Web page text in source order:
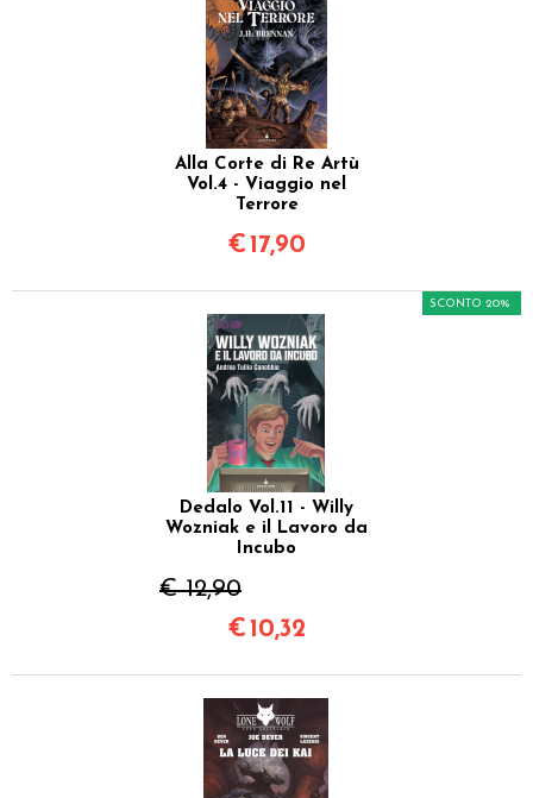
Alla Corte di Re Artù
Vol.4 - Viaggio nel
Terrore
€ 17,90
Dedalo Vol.11 - Willy
Wozniak e il Lavoro da
Incubo
€ 12,90
SCONTO 20%
€ 10,32